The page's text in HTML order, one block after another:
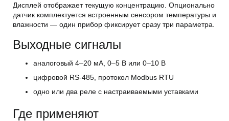
Дисплей отображает текущую концентрацию. Опционально
датчик комплектуется встроенным сенсором температуры и
влажности — один прибор фиксирует сразу три параметра.
Выходные сигналы
аналоговый 4–20 мА, 0–5 В или 0–10 В
цифровой RS-485, протокол Modbus RTU
одно или два реле с настраиваемыми уставками
Где применяют